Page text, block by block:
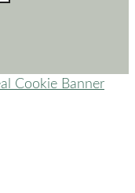
Cookie Banner